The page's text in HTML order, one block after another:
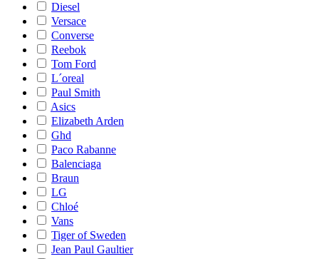
Diesel
Versace
Converse
Reebok
Tom Ford
L´oreal
Paul Smith
Asics
Elizabeth Arden
Ghd
Paco Rabanne
Balenciaga
Braun
LG
Chloé
Vans
Tiger of Sweden
Jean Paul Gaultier